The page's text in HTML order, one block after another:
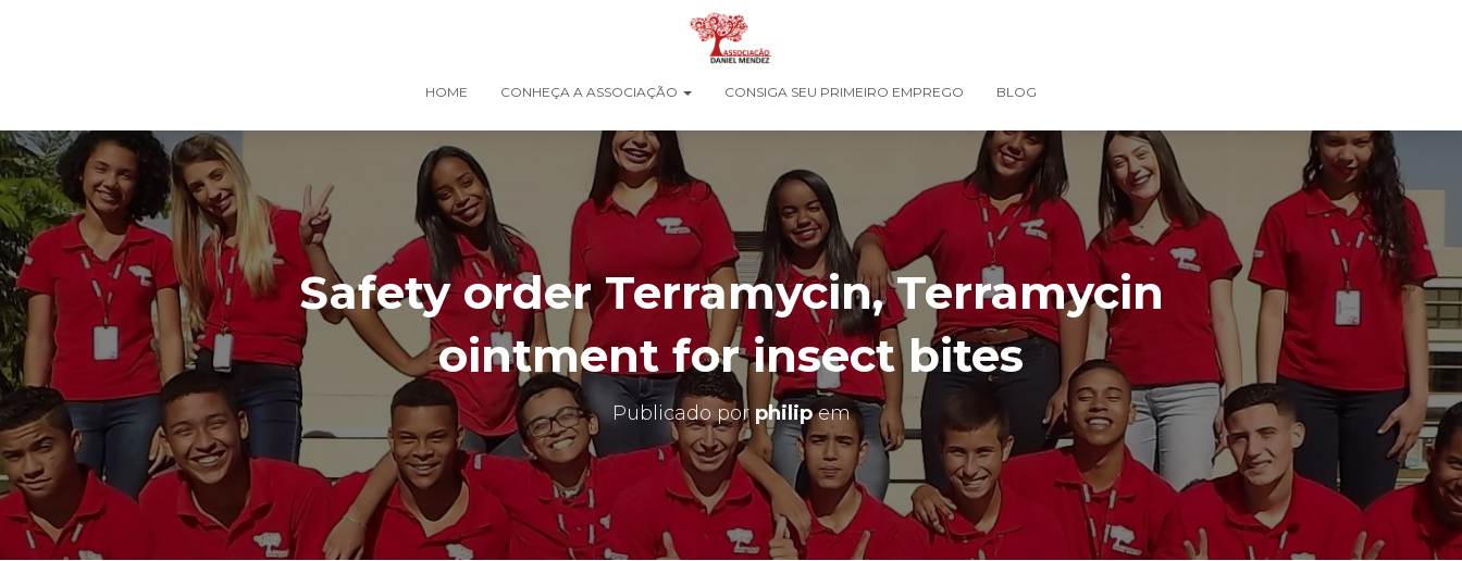
HOME CONHEÇA A ASSOCIAÇÃO CONSIGA SEU PRIMEIRO EMPREGO BLOG
Safety order Terramycin, Terramycin
ointment for insect bites
Publicado por philipem